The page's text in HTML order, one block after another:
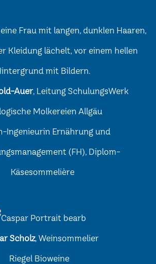
Auer, Leitung SchulungsWerk
Molkereien Allgäu
Ingenieurin Ernährung und
(FH), Diplom-
Käsesommelière
Scholz, Weinsommelier
Riegel Bioweine